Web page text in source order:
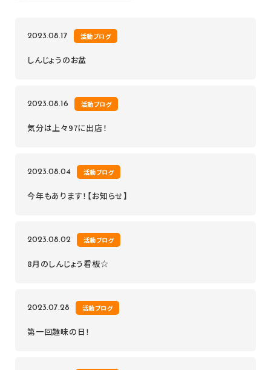
2023.08.17 活動ブログ
しんじょうのお盆
2023.08.16 活動ブログ
気分は上々97に出店！
2023.08.04 活動ブログ
今年もあります！【お知らせ】
2023.08.02 活動ブログ
8月のしんじょう看板☆
2023.07.28 活動ブログ
第一回趣味の日！